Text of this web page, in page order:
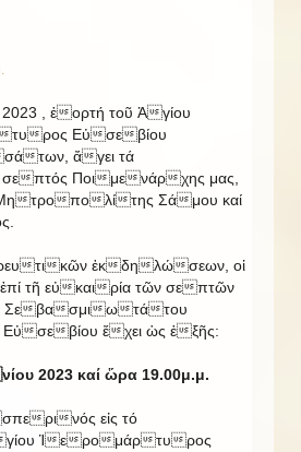
.
, ἑορτή τοῦ Ἁγίου
ρος Εὐσεβίου
των, ἄγει τά
πτός Ποιμενάρχης μας,
τροπολίτης Σάμου καί
τικῶν ἐκδηλώσεων, οἱ
τῆ εὐκαιρία τῶν σεπτῶν
βασμιωτάτου
σεβίου ἔχει ὡς ἑξῆς:
2023 καί ὥρα 19.00μ.μ.
ρινός εἰς τό
Ἱερομάρτυρος